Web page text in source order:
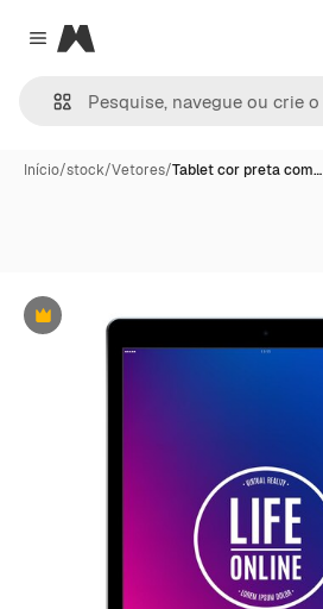
Close menu
Magnific
Início/stock/Vetores/Tablet cor preta com…
Premium